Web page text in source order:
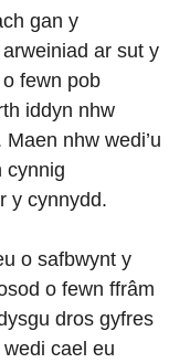
gan y
arweiniad ar sut y
fewn pob
iddyn nhw
nhw wedi’u
cynnig
y cynnydd.
o safbwynt y
o fewn ffrâm
dros gyfres
cael eu